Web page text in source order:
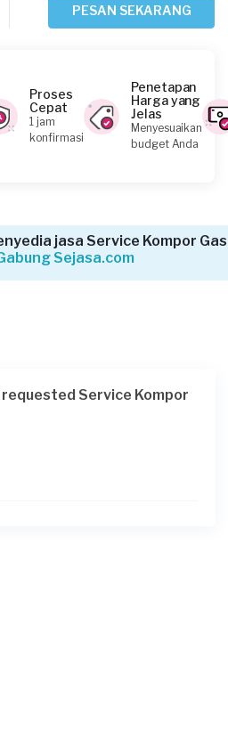
Ps requested Service
Kompor Gas
Kompor Gas
PESAN SEKARANG
Proses
Cepat
1 jam
konfirmasi
Penetapan
Harga yang
Jelas
Menyesuaikan
budget Anda
jasa Service Kompor
Sejasa.com
Service Kompor